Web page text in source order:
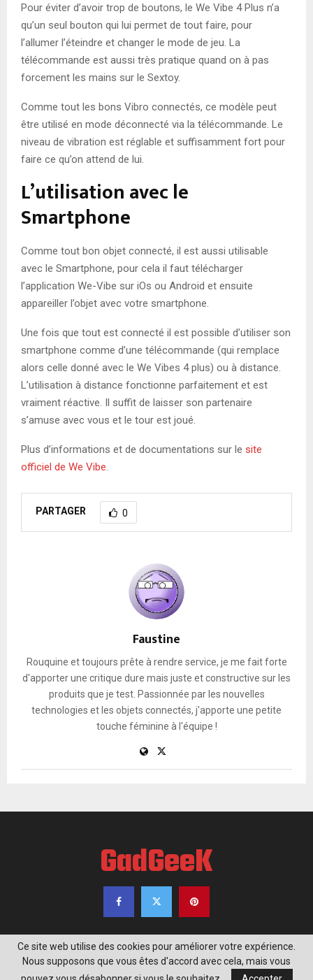
Pour éviter d’avoir trop de boutons, le We Vibe 4 Plus n’a
qu’un seul bouton qui lui permet de tout faire, pour
l’allumer l’éteindre et changer le mode de jeu. La
télécommande est aussi très pratique quand on à pas
forcement les mains sur le Sextoy.
Comme tout les bons Vibro connectés, ce modèle peut
être utilisé en mode déconnecté via la télécommande. Le
niveau de vibration est réglable et suffisamment fort pour
faire ce qu’on attend de lui.
L’utilisation avec le
Smartphone
Comme tout bon objet connecté, il est aussi utilisable
avec le Smartphone, pour cela il faut télécharger
l’application We-Vibe sur iOs ou Android et ensuite
appareiller l’objet avec votre smartphone.
Une fois que tout est connecté il est possible d’utiliser son
smartphone comme d’une télécommande (qui remplace
alors celle donné avec le We Vibes 4 plus) ou à distance.
L’utilisation à distance fonctionne parfaitement et est
vraiment réactive. Il suffit de laisser son partenaire
s’amuse avec vous et le tour est joué.
Plus d’informations et de documentations sur le site
officiel de We Vibe.
PARTAGER 0
Faustine
Rouquine et toujours prête à rendre service, je me fait forte
d'apporter une critique dure mais juste et constructive sur les
produits que je test. Passionnée par les nouvelles
technologies et les objets connectés, j'apporte une petite
touche féminine à l'équipe !
GadGeeK
@2020 - www.gadgeek.fr. Tous droits réservés.
Ce site web utilise des cookies pour améliorer votre expérience.
Nous supposons que vous êtes d'accord avec cela, mais vous